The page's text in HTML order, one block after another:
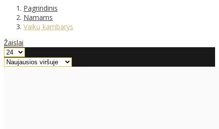
Pagrindinis
Namams
Vaikų kambarys
Žaislai